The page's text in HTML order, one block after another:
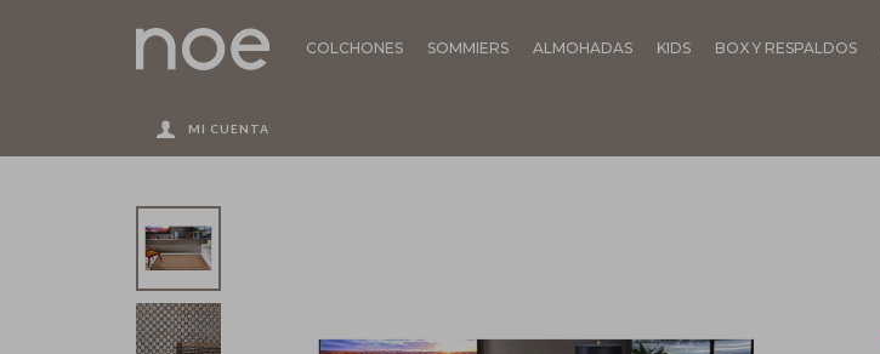
COLCHONES SOMMIERS ALMOHADAS KIDS BOX Y RESPALDOS